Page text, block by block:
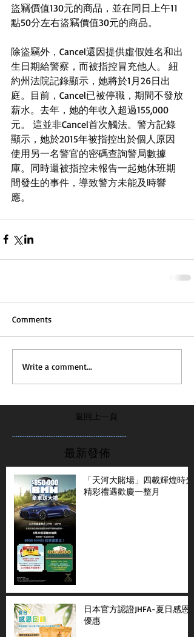
盜竊價值130元的商品，並在同日上午11
點50分左右盜竊價值30元的商品。
除盜竊外，Cancel還因提供虛假姓名和出
生日期給警察，而被指控冒充他人。 紐
約州法院記錄顯示，她將於1月26日出
庭。目前，Cancel已被停職，期間不發放
薪水。去年，她的年收入超過155,000
元。 這並非Cancel首次觸法。警方記錄
顯示，她於2015年被指控出於個人原因
使用另一名警官的密碼查詢警局數據
庫。同時還被指控未報告一起她休班期
間發生的事件，導致警方未能及時響
應。
Comments
Write a comment...
返回上一頁
...............................................................
最新發佈
「天河大賭場」四載輝煌時光
精彩禮遇歡慶一整月
日本官方認證JHFA-夏日感恩
優惠